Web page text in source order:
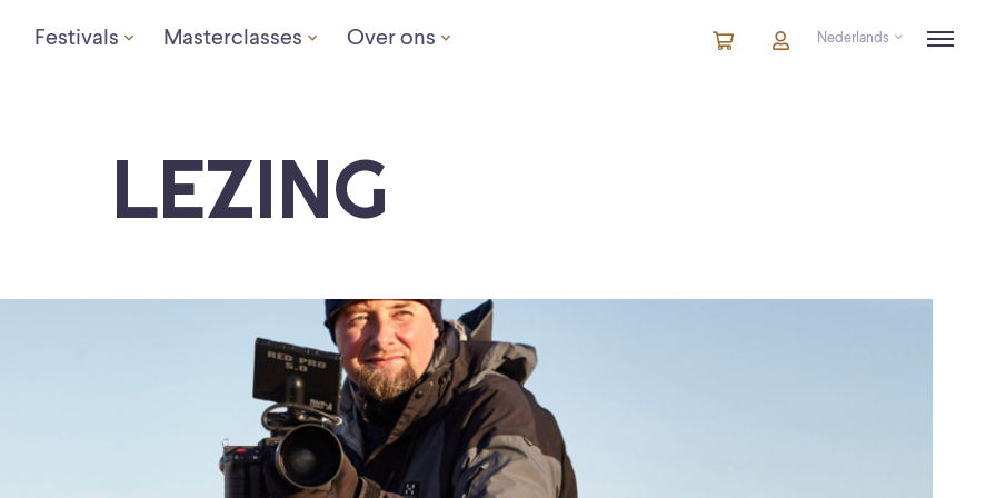
Festivals Masterclasses Over ons Winkelmandje
artikelenAccountNederlands
LEZING